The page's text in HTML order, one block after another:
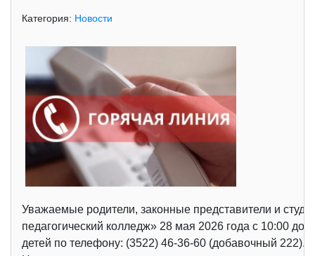
Категория: Новости
Уважаемые родители, законные представители и
педагогический колледж» 28 мая 2026 года с 10:00
детей по телефону: (3522) 46-36-60 (добавочный